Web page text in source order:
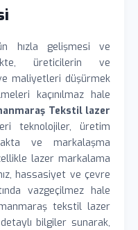
hızla gelişmesi ve
üreticilerin ve
maliyetleri düşürmek
kaçınılmaz hale
Tekstil lazer
teknolojiler, üretim
ve markalaşma
lazer markalama
hassasiyet ve çevre
vazgeçilmez hale
tekstil lazer
bilgiler sunarak,